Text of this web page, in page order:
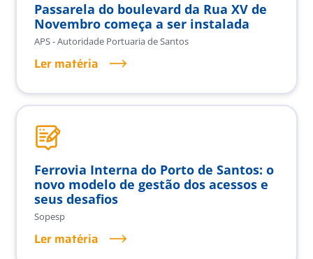
Passarela do boulevard da Rua XV de
Novembro começa a ser instalada
APS - Autoridade Portuaria de Santos
Ler matéria
Ferrovia Interna do Porto de Santos: o
novo modelo de gestão dos acessos e
seus desafios
Sopesp
Ler matéria